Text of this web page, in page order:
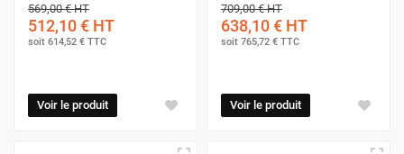
569,00 €HT
512,10 € HT
soit 614,52 € TTC
Voir le produit
709,00 €HT
638,10 € HT
soit 765,72 € TTC
Voir le produit